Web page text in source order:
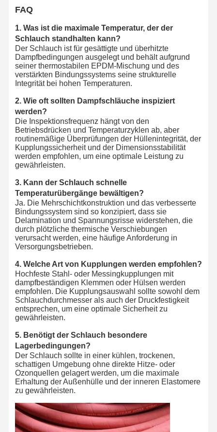
FAQ
1. Was ist die maximale Temperatur, der der
Schlauch standhalten kann?
Der Schlauch ist für gesättigte und überhitzte
Dampfbedingungen ausgelegt und behält aufgrund
seiner thermostabilen EPDM-Mischung und des
verstärkten Bindungssystems seine strukturelle
Integrität bei hohen Temperaturen.
2. Wie oft sollten Dampfschläuche inspiziert
werden?
Die Inspektionsfrequenz hängt von den
Betriebsdrücken und Temperaturzyklen ab, aber
routinemäßige Überprüfungen der Hüllenintegrität, der
Kupplungssicherheit und der Dimensionsstabilität
werden empfohlen, um eine optimale Leistung zu
gewährleisten.
3. Kann der Schlauch schnelle
Temperaturübergänge bewältigen?
Ja. Die Mehrschichtkonstruktion und das verbesserte
Bindungssystem sind so konzipiert, dass sie
Delamination und Spannungsrisse widerstehen, die
durch plötzliche thermische Verschiebungen
verursacht werden, eine häufige Anforderung in
Versorgungsbetrieben.
4. Welche Art von Kupplungen werden empfohlen?
Hochfeste Stahl- oder Messingkupplungen mit
dampfbeständigen Klemmen oder Hülsen werden
empfohlen. Die Kupplungsauswahl sollte sowohl dem
Schlauchdurchmesser als auch der Druckfestigkeit
entsprechen, um eine optimale Sicherheit zu
gewährleisten.
5. Benötigt der Schlauch besondere
Lagerbedingungen?
Der Schlauch sollte in einer kühlen, trockenen,
schattigen Umgebung ohne direkte Hitze- oder
Ozonquellen gelagert werden, um die maximale
Erhaltung der Außenhülle und der inneren Elastomere
zu gewährleisten.